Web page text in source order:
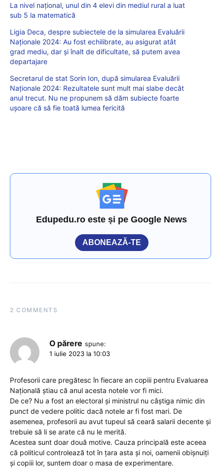
La nivel național, unul din 4 elevi din mediul rural a luat
sub 5 la matematică
Ligia Deca, despre subiectele de la simularea Evaluării
Naționale 2024: Au fost echilibrate, au asigurat atât
grad mediu, dar și înalt de dificultate, să putem avea
departajare
Secretarul de stat Sorin Ion, după simularea Evaluării
Naționale 2024: Rezultatele sunt mult mai slabe decât
anul trecut. Nu ne propunem să dăm subiecte foarte
ușoare că să fie toată lumea fericită
Edupedu.ro este și pe Google News
ABONEAZĂ-TE
2 COMMENTS
O părere spune:
1 iulie 2023 la 10:03
Profesorii care pregătesc în fiecare an copiii pentru Evaluarea
Națională știau că anul acesta notele vor fi mici.
De ce? Nu a fost an electoral și ministrul nu câștiga nimic din
punct de vedere politic dacă notele ar fi fost mari. De
asemenea, profesorii au avut tupeul să ceară salarii decente și
trebuie să li se arate că nu le merită.
Acestea sunt doar două motive. Cauza principală este aceea
că politicul controlează tot în țara asta și noi, oamenii obișnuiți
și copiii lor, suntem doar o masa de experimentare.